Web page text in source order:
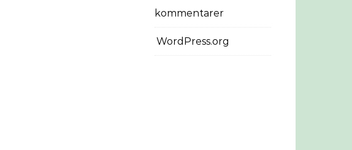
kommentarer
WordPress.org